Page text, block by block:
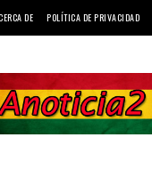
DE POLÍTICA DE PRIVACIDAD